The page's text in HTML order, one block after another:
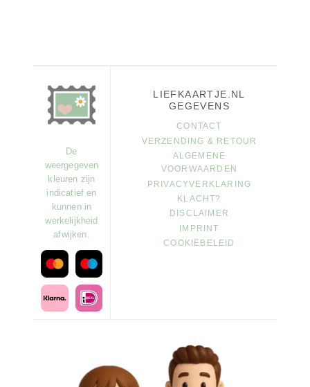
De
weergegeven
kleuren zijn
indicatief en
kunnen in
werkelijkheid
afwijken.
LIEFKAARTJE.NL
GEGEVENS
CONTACT
VERZENDING & RETOUR
ALGEMENE
VOORWAARDEN
PRIVACYVERKLARING
KLACHT?
DISCLAIMER
IMPRINT
COOKIEBELEID